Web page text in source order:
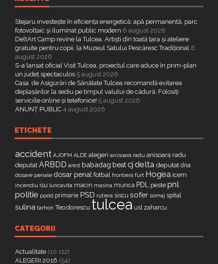
Stejaru investește în eficiența energetică: apă permanentă, parc
fotovoltaic și iluminat public modern 6 august 2026
DeltArt Camp revine la Tulcea. Artiști din toată țara și ateliere
gratuite pentru copii, la Muzeul Satului Pescăresc Tradițional 6
august 2026
S-a lansat oficial Visit Tulcea, proiectul care aduce în prim-plan
un județ spectaculos 5 august 2026
Casa de Asigurări de Sănătate Tulcea recomandă evitarea
deplasărilor la sediu pe timpul valului de cădură: Folosiți
serviciile online și telefonice! 5 august 2026
ANUNȚ PUBLIC 4 august 2026
ETICHETE
accident AJOFM ALDE alegeri anisoara radu anisoara radu
deputat ARBDD arest babadag beatcj delta deputat dna
dosare penale dosar penal fotbal frontiera furt Hogea icem
incendiu isu luncavita macin masina munca PDL peste pnl
politie ppdd primarie PSD rutiera siscu sofer somaj spital
sulina tarhon Teodorescu tulcea usl zaharcu
CATEGORII
Actualitate (10.112)
ALEGERI 2016 (54)